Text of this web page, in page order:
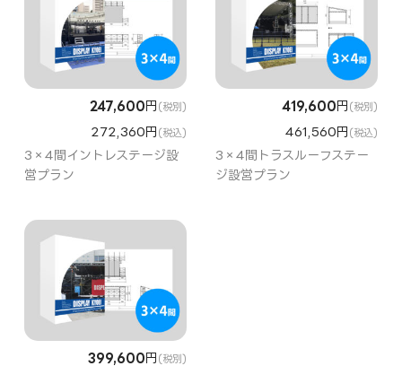
247,600円 (税別)
272,360円 (税込)
3×4間イントレステージ設
営プラン
419,600円 (税別)
461,560円 (税込)
3×4間トラスルーフステー
ジ設営プラン
399,600 円 (税別)